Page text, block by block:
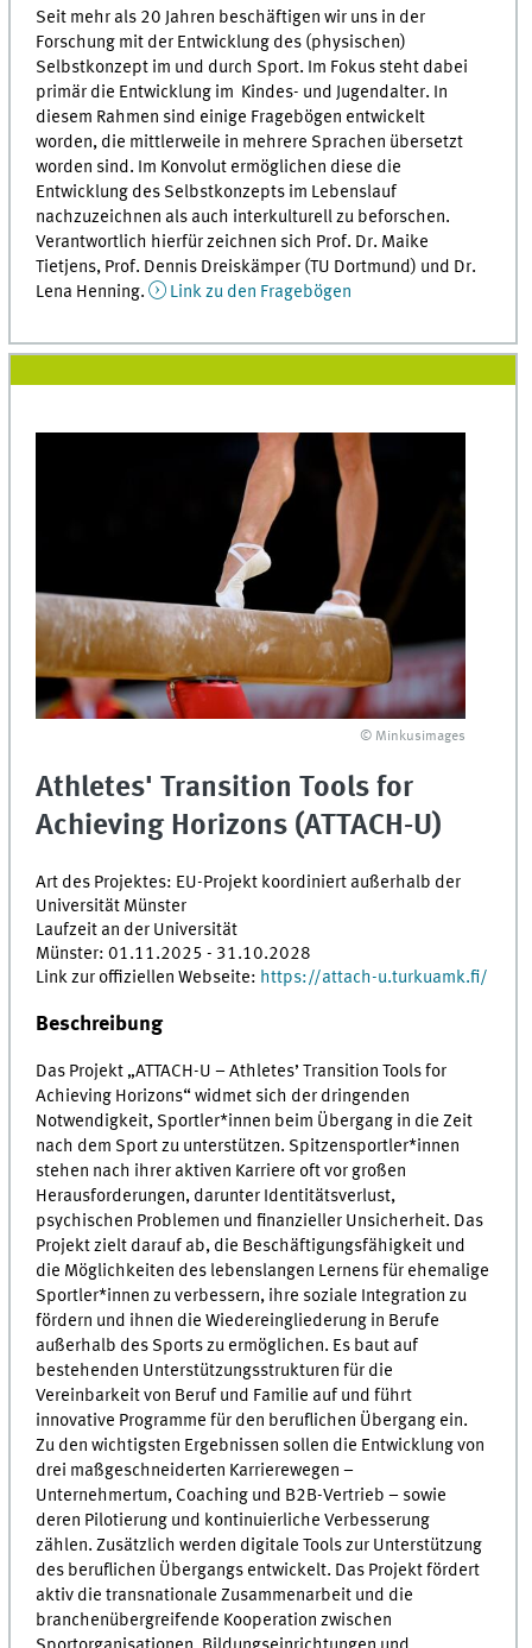
Seit mehr als 20 Jahren beschäftigen wir uns in der
Forschung mit der Entwicklung des (physischen)
Selbstkonzept im und durch Sport. Im Fokus steht dabei
primär die Entwicklung im Kindes- und Jugendalter. In
diesem Rahmen sind einige Fragebögen entwickelt
worden, die mittlerweile in mehrere Sprachen übersetzt
worden sind. Im Konvolut ermöglichen diese die
Entwicklung des Selbstkonzepts im Lebenslauf
nachzuzeichnen als auch interkulturell zu beforschen.
Verantwortlich hierfür zeichnen sich Prof. Dr. Maike
Tietjens, Prof. Dennis Dreiskämper (TU Dortmund) und Dr.
Lena Henning.
Link zu den Fragebögen
© Minkusimages
Athletes' Transition Tools for
Achieving Horizons (ATTACH-U)
Art des Projektes: EU-Projekt koordiniert außerhalb der
Universität Münster
Laufzeit an der Universität
Münster:01.11.2025 - 31.10.2028
Link zur offiziellen Webseite: https://attach-u.turkuamk.fi/
Beschreibung
Das Projekt „ATTACH-U – Athletes’ Transition Tools for
Achieving Horizons“ widmet sich der dringenden
Notwendigkeit, Sportler*innen beim Übergang in die Zeit
nach dem Sport zu unterstützen. Spitzensportler*innen
stehen nach ihrer aktiven Karriere oft vor großen
Herausforderungen, darunter Identitätsverlust,
psychischen Problemen und finanzieller Unsicherheit. Das
Projekt zielt darauf ab, die Beschäftigungsfähigkeit und
die Möglichkeiten des lebenslangen Lernens für ehemalige
Sportler*innen zu verbessern, ihre soziale Integration zu
fördern und ihnen die Wiedereingliederung in Berufe
außerhalb des Sports zu ermöglichen. Es baut auf
bestehenden Unterstützungsstrukturen für die
Vereinbarkeit von Beruf und Familie auf und führt
innovative Programme für den beruflichen Übergang ein.
Zu den wichtigsten Ergebnissen sollen die Entwicklung von
drei maßgeschneiderten Karrierewegen –
Unternehmertum, Coaching und B2B-Vertrieb – sowie
deren Pilotierung und kontinuierliche Verbesserung
zählen. Zusätzlich werden digitale Tools zur Unterstützung
des beruflichen Übergangs entwickelt. Das Projekt fördert
aktiv die transnationale Zusammenarbeit und die
branchenübergreifende Kooperation zwischen